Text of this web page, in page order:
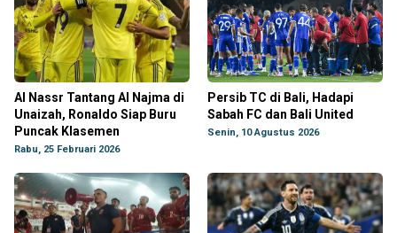
Al Nassr Tantang Al Najma di
Unaizah, Ronaldo Siap Buru
Puncak Klasemen
Rabu, 25 Februari 2026
Persib TC di Bali, Hadapi
Sabah FC dan Bali United
Senin, 10 Agustus 2026